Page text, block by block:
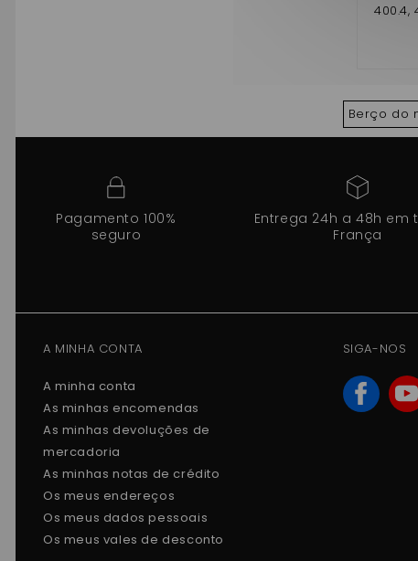
400.4,
Berço do
Pagamento 100%
seguro
Entrega 24h a 48h em
França
A MINHA CONTA
A minha conta
As minhas encomendas
As minhas devoluções de
mercadoria
As minhas notas de crédito
Os meus endereços
Os meus dados pessoais
Os meus vales de desconto
SIGA-NOS